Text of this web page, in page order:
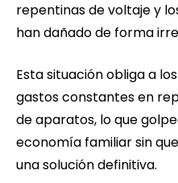
repentinas de voltaje y
han dañado de forma
Esta situación obliga a
gastos constantes en
de aparatos, lo que
economía familiar sin
una solución definitiva.